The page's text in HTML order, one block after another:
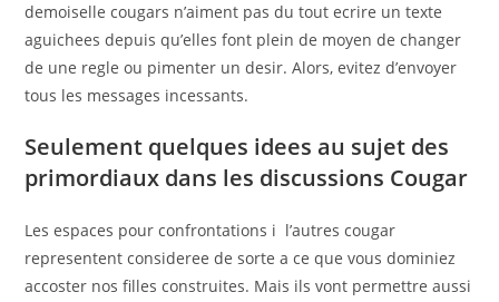
demoiselle cougars n’aiment pas du tout ecrire un texte
aguichees depuis qu’elles font plein de moyen de changer
de une regle ou pimenter un desir. Alors, evitez d’envoyer
tous les messages incessants.
Seulement quelques idees au sujet des
primordiaux dans les discussions Cougar
Les espaces pour confrontations i l’autres cougar
representent consideree de sorte a ce que vous dominiez
accoster nos filles construites. Mais ils vont permettre aussi